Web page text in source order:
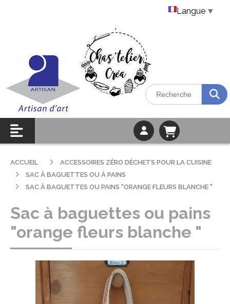
ACCUEIL
ACCESSOIRES ZÉRO DÉCHETS POUR LA CUISINE
SAC À BAGUETTES OU À PAINS
SAC À BAGUETTES OU PAINS "ORANGE FLEURS BLANCHE "
Sac à baguettes ou pains
"orange fleurs blanche "
Langue ▼